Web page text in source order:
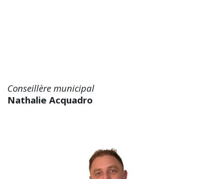
Conseillère municipal
Nathalie Acquadro